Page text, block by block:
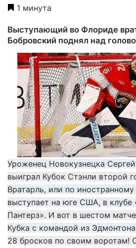
1 минута
Выступающий во Флориде
Бобровский поднял над
Уроженец Новокузнецка
выиграл Кубок Стэнли второй
Вратарль, или по иностранному
выступает на юге США, в клубе
Пантерз». И вот в шестом
Кубка с командой из
28 бросков по своим воротам!